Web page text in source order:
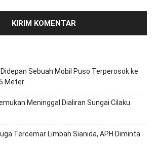
Sebuah Mobil Puso Terperosok ke
Meter
Meninggal Dialiran Sungai Cilaku
Tercemar Limbah Sianida, APH Diminta